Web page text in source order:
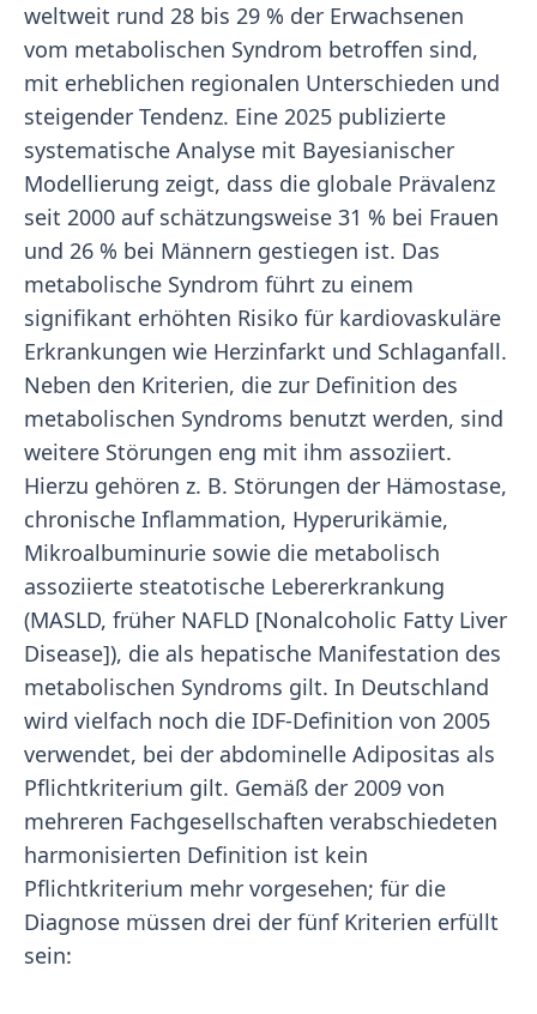
weltweit rund 28 bis 29 % der Erwachsenen
vom metabolischen Syndrom betroffen sind,
mit erheblichen regionalen Unterschieden und
steigender Tendenz. Eine 2025 publizierte
systematische Analyse mit Bayesianischer
Modellierung zeigt, dass die globale Prävalenz
seit 2000 auf schätzungsweise 31 % bei Frauen
und 26 % bei Männern gestiegen ist. Das
metabolische Syndrom führt zu einem
signifikant erhöhten Risiko für kardiovaskuläre
Erkrankungen wie Herzinfarkt und Schlaganfall.
Neben den Kriterien, die zur Definition des
metabolischen Syndroms benutzt werden, sind
weitere Störungen eng mit ihm assoziiert.
Hierzu gehören z. B. Störungen der Hämostase,
chronische Inflammation, Hyperurikämie,
Mikroalbuminurie sowie die metabolisch
assoziierte steatotische Lebererkrankung
(MASLD, früher NAFLD [Nonalcoholic Fatty Liver
Disease]), die als hepatische Manifestation des
metabolischen Syndroms gilt. In Deutschland
wird vielfach noch die IDF-Definition von 2005
verwendet, bei der abdominelle Adipositas als
Pflichtkriterium gilt. Gemäß der 2009 von
mehreren Fachgesellschaften verabschiedeten
harmonisierten Definition ist kein
Pflichtkriterium mehr vorgesehen; für die
Diagnose müssen drei der fünf Kriterien erfüllt
sein: